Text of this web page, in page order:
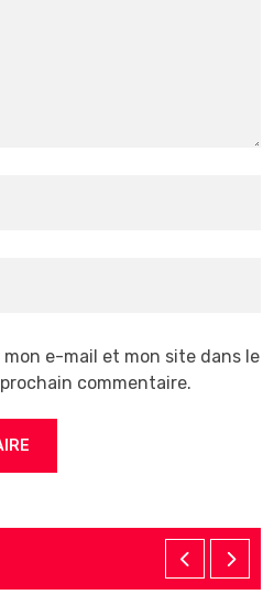
e-mail et mon site dans le
commentaire.